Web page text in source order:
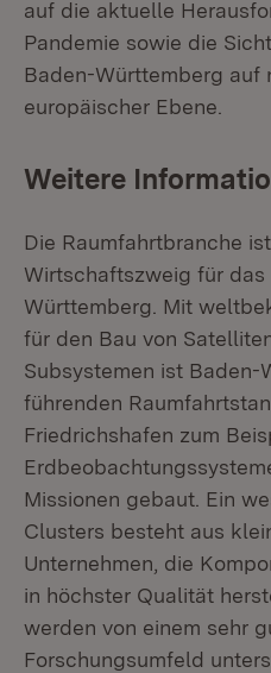
auf die aktuelle
Pandemie sowie die
Baden-Württemberg auf
europäischer Ebene.
Weitere
Die Raumfahrtbranche
Wirtschaftszweig für das
Württemberg. Mit
für den Bau von
Subsystemen ist Baden-
führenden
Friedrichshafen zum
Missionen gebaut. Ein
Clusters besteht aus
Unternehmen, die
in höchster Qualität
werden von einem sehr
Forschungsumfeld